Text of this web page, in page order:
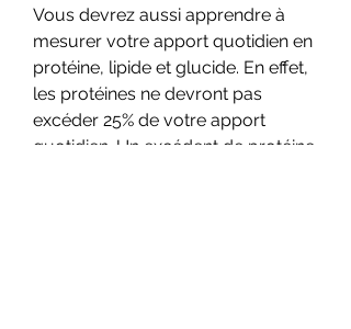
Vous devrez aussi apprendre à
mesurer votre apport quotidien en
protéine, lipide et glucide. En effet,
les protéines ne devront pas
excéder 25% de votre apport
quotidien. Un excédent de protéine